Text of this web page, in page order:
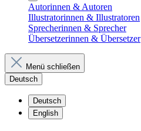
Autorinnen & Autoren
Illustratorinnen & Illustratoren
Sprecherinnen & Sprecher
Übersetzerinnen & Übersetzer
Menü schließen
Deutsch
Deutsch
English